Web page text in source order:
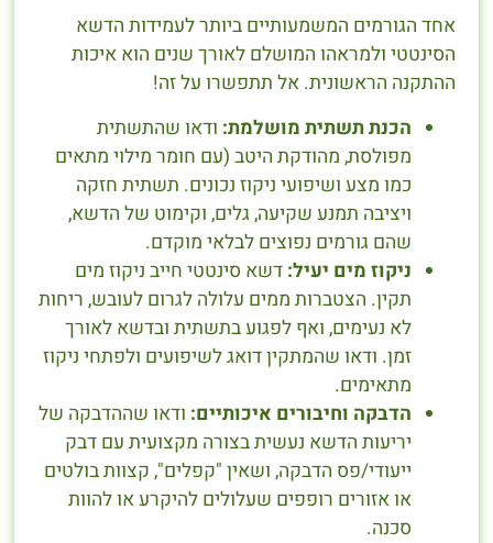
אחד הגורמים המשמעותיים ביותר לעמידות הדשא
הסינטטי ולמראהו המושלם לאורך שנים הוא איכות
ההתקנה הראשונית. אל תתפשרו על זה!
הכנת תשתית מושלמת: ודאו שהתשתית
מפולסת, מהודקת היטב (עם חומר מילוי מתאים
כמו מצע ושיפועי ניקוז נכונים. תשתית חזקה
ויציבה תמנע שקיעה, גלים, וקימוט של הדשא,
שהם גורמים נפוצים לבלאי מוקדם.
ניקוז מים יעיל: דשא סינטטי חייב ניקוז מים
תקין. הצטברות ממים עלולה לגרום לעובש, ריחות
לא נעימים, ואף לפגוע בתשתית ובדשא לאורך
זמן. ודאו שהמתקין דואג לשיפועים ולפתחי ניקוז
מתאימים.
הדבקה וחיבורים איכותיים: ודאו שההדבקה של
יריעות הדשא נעשית בצורה מקצועית עם דבק
ייעודי/פס הדבקה, ושאין "קפלים", קצוות בולטים
או אזורים רופפים שעלולים להיקרע או להוות
סכנה.